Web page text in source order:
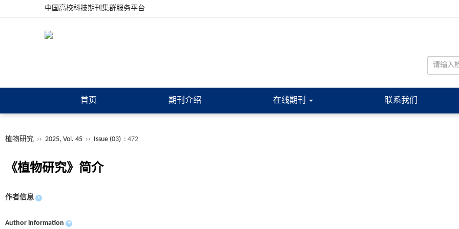
中国高校科技期刊集群服务平台
首页 期刊介绍 在线期刊 联系我们
植物研究 ›› 2025, Vol. 45 ›› Issue (03) : 472
《植物研究》简介
作者信息 +
Author information +